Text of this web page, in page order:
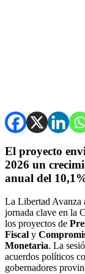
El proyecto
2026 un
anual del
La Libertad Avanza
jornada clave en la
los proyectos de
Fiscal y
Monetaria. La
acuerdos políticos
gobernadores